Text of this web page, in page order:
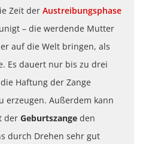
Zeit der Austreibungsphase
– die werdende Mutter
auf die Welt bringen, als
Es dauert nur bis zu drei
Haftung der Zange
erzeugen. Außerdem kann
der Geburtszange den
durch Drehen sehr gut